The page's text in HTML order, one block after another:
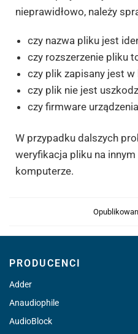
nieprawidłowo, należy
czy nazwa pliku jest
czy rozszerzenie pliku
czy plik zapisany jest w
czy plik nie jest
czy firmware
W przypadku dalszych
weryfikacja pliku na
komputerze.
PRODUCENCI
Adder
Anaudiophile
AudioBlock